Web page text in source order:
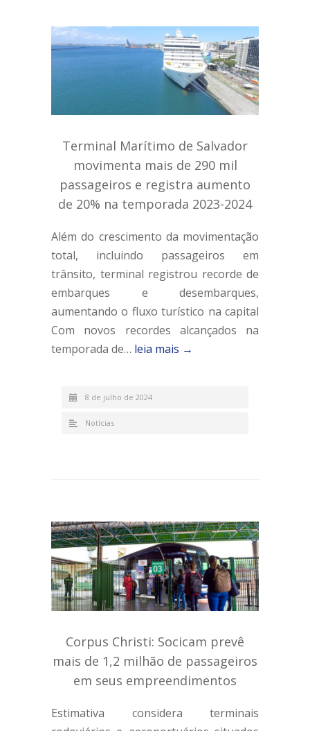
Terminal Marítimo de Salvador
movimenta mais de 290 mil
passageiros e registra aumento
de 20% na temporada 2023-2024
Além do crescimento da movimentação
total, incluindo passageiros em
trânsito, terminal registrou recorde de
embarques e desembarques,
aumentando o fluxo turístico na capital
Com novos recordes alcançados na
temporada de… leia mais →
8 de julho de 2024
Notícias
Corpus Christi: Socicam prevê
mais de 1,2 milhão de passageiros
em seus empreendimentos
Estimativa considera terminais